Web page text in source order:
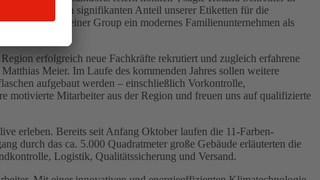
in Dorfen einen signifikanten Anteil unserer Etiketten für die
mit der Schreiner Group ein modernes Familienunternehmen als
erfolgreich neue Fachkräfte rekrutiert und zugleich erfahrene
Meier. Im Laufe des kommenden Jahres sollen weitere
aufgebaut werden – einschließlich Vorkontrolle,
motivierte Mitarbeiter aus der Region und freuen uns auf qualifizierte
erleben. Bereits seit Anfang Oktober laufen die 11-Farben-
durch das ca. 5.000 Quadratmeter große Gebäude erläuterten die
Logistik, Qualitätssicherung und Versand.